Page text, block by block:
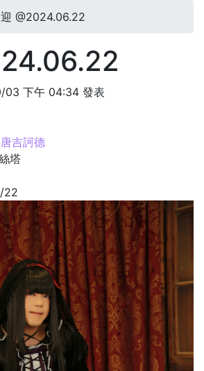
迎 @2024.06.22
03 下午 04:34 發表
吉訶德
塔
22